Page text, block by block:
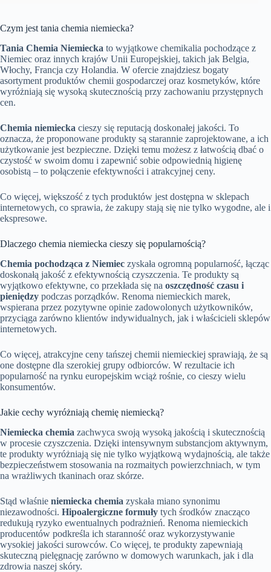
Czym jest tania chemia niemiecka?
Tania Chemia Niemiecka to wyjątkowe chemikalia pochodzące z
Niemiec oraz innych krajów Unii Europejskiej, takich jak Belgia,
Włochy, Francja czy Holandia. W ofercie znajdziesz bogaty
asortyment produktów chemii gospodarczej oraz kosmetyków, które
wyróżniają się wysoką skutecznością przy zachowaniu przystępnych
cen.
Chemia niemiecka cieszy się reputacją doskonałej jakości. To
oznacza, że proponowane produkty są starannie zaprojektowane, a ich
użytkowanie jest bezpieczne. Dzięki temu możesz z łatwością dbać o
czystość w swoim domu i zapewnić sobie odpowiednią higienę
osobistą – to połączenie efektywności i atrakcyjnej ceny.
Co więcej, większość z tych produktów jest dostępna w sklepach
internetowych, co sprawia, że zakupy stają się nie tylko wygodne, ale i
ekspresowe.
Dlaczego chemia niemiecka cieszy się popularnością?
Chemia pochodząca z Niemiec zyskała ogromną popularność, łącząc
doskonałą jakość z efektywnością czyszczenia. Te produkty są
wyjątkowo efektywne, co przekłada się na oszczędność czasu i
pieniędzy podczas porządków. Renoma niemieckich marek,
wspierana przez pozytywne opinie zadowolonych użytkowników,
przyciąga zarówno klientów indywidualnych, jak i właścicieli sklepów
internetowych.
Co więcej, atrakcyjne ceny tańszej chemii niemieckiej sprawiają, że są
one dostępne dla szerokiej grupy odbiorców. W rezultacie ich
popularność na rynku europejskim wciąż rośnie, co cieszy wielu
konsumentów.
Jakie cechy wyróżniają chemię niemiecką?
Niemiecka chemia zachwyca swoją wysoką jakością i skutecznością
w procesie czyszczenia. Dzięki intensywnym substancjom aktywnym,
te produkty wyróżniają się nie tylko wyjątkową wydajnością, ale także
bezpieczeństwem stosowania na rozmaitych powierzchniach, w tym
na wrażliwych tkaninach oraz skórze.
Stąd właśnie niemiecka chemia zyskała miano synonimu
niezawodności. Hipoalergiczne formuły tych środków znacząco
redukują ryzyko ewentualnych podrażnień. Renoma niemieckich
producentów podkreśla ich staranność oraz wykorzystywanie
wysokiej jakości surowców. Co więcej, te produkty zapewniają
skuteczną pielęgnację zarówno w domowych warunkach, jak i dla
zdrowia naszej skóry.